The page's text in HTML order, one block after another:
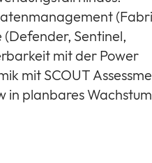
(Defender, Sentinel,
mit der Power
mit SCOUT
in planbares